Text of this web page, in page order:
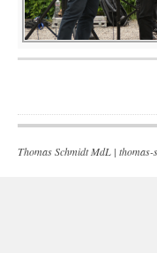
Thomas Schmidt MdL | thomas-